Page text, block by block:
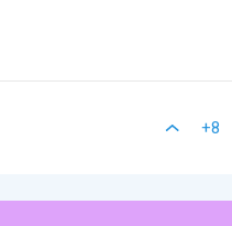
+8